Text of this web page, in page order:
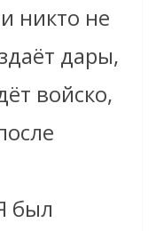
никто не
дары,
войско,
был